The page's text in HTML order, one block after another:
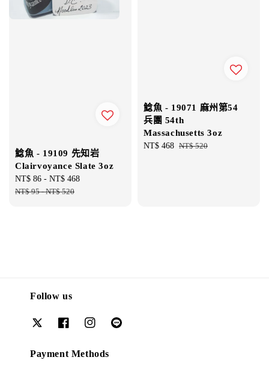
鯰魚 - 19109 先知岩
Clairvoyance Slate 3oz
Sale
price
NT$ 86 - NT$ 468
NT$ 95-NT$ 520
鯰魚 - 19071 麻州第54
兵團 54th
Massachusetts 3oz
Sale
NT$ 468 Regular
NT$ 520
Follow us
Payment Methods